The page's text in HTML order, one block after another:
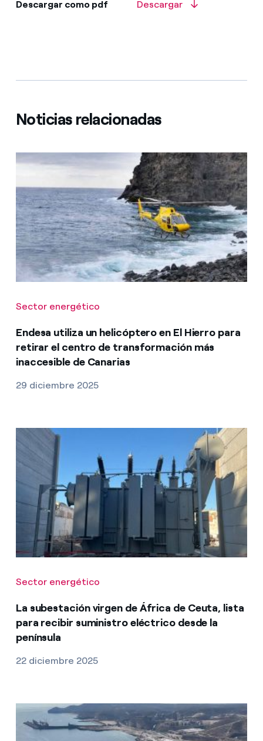
Descargar como pdf Descargar
Noticias relacionadas
Sector energético
Endesa utiliza un helicóptero en El Hierro para
retirar el centro de transformación más
inaccesible de Canarias
29 diciembre 2025
Sector energético
La subestación virgen de África de Ceuta, lista
para recibir suministro eléctrico desde la
península
22 diciembre 2025